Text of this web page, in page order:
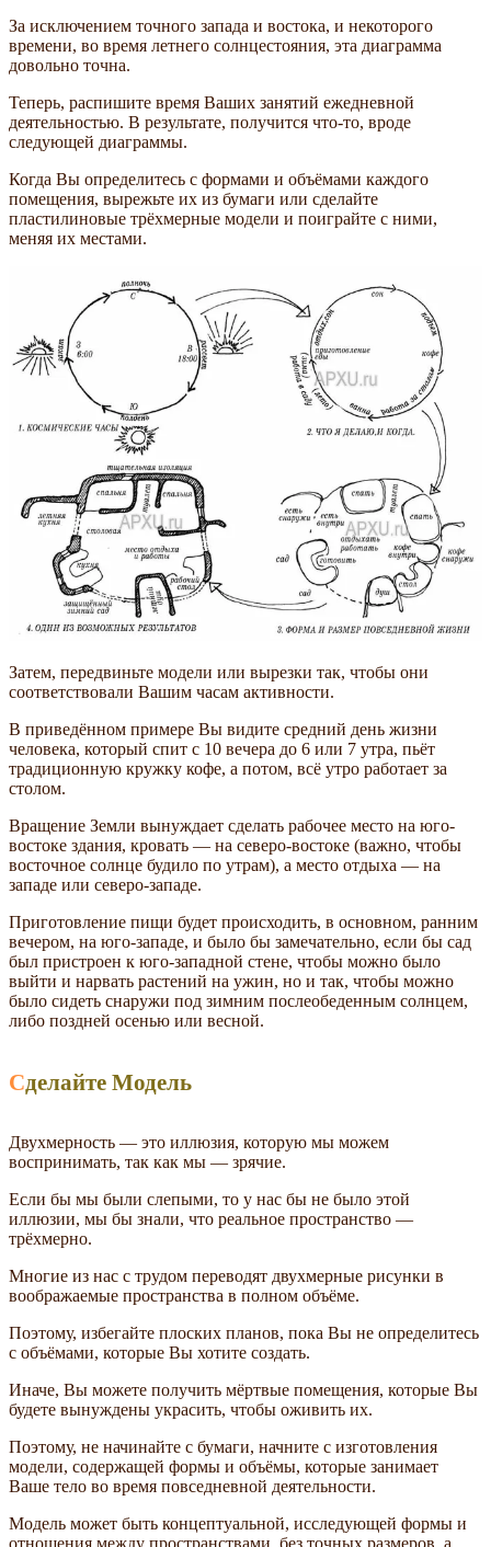
За исключением точного запада и востока, и некоторого
времени, во время летнего солнцестояния, эта диаграмма
довольно точна.
Теперь, распишите время Ваших занятий ежедневной
деятельностью. В результате, получится что-то, вроде
следующей диаграммы.
Когда Вы определитесь с формами и объёмами каждого
помещения, вырежьте их из бумаги или сделайте
пластилиновые трёхмерные модели и поиграйте с ними,
меняя их местами.
Затем, передвиньте модели или вырезки так, чтобы они
соответствовали Вашим часам активности.
В приведённом примере Вы видите средний день жизни
человека, который спит с 10 вечера до 6 или 7 утра, пьёт
традиционную кружку кофе, а потом, всё утро работает за
столом.
Вращение Земли вынуждает сделать рабочее место на юго-
востоке здания, кровать — на северо-востоке (важно, чтобы
восточное солнце будило по утрам), а место отдыха — на
западе или северо-западе.
Приготовление пищи будет происходить, в основном, ранним
вечером, на юго-западе, и было бы замечательно, если бы сад
был пристроен к юго-западной стене, чтобы можно было
выйти и нарвать растений на ужин, но и так, чтобы можно
было сидеть снаружи под зимним послеобеденным солнцем,
либо поздней осенью или весной.
Сделайте Модель
Двухмерность — это иллюзия, которую мы можем
воспринимать, так как мы — зрячие.
Если бы мы были слепыми, то у нас бы не было этой
иллюзии, мы бы знали, что реальное пространство —
трёхмерно.
Многие из нас с трудом переводят двухмерные рисунки в
воображаемые пространства в полном объёме.
Поэтому, избегайте плоских планов, пока Вы не определитесь
с объёмами, которые Вы хотите создать.
Иначе, Вы можете получить мёртвые помещения, которые Вы
будете вынуждены украсить, чтобы оживить их.
Поэтому, не начинайте с бумаги, начните с изготовления
модели, содержащей формы и объёмы, которые занимает
Ваше тело во время повседневной деятельности.
Модель может быть концептуальной, исследующей формы и